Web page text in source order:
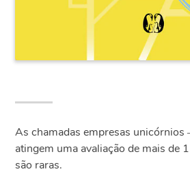
As chamadas empresas
atingem uma avaliação de mais de
são raras.